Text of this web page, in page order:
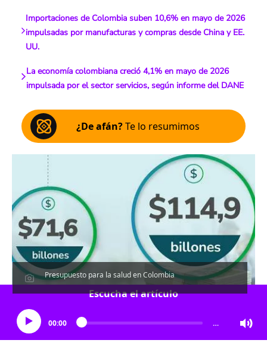
Importaciones de Colombia suben 10,6% en mayo de 2026
impulsadas por manufacturas y compras desde China y EE.
UU.
La economía colombiana creció 4,1% en mayo de 2026
impulsada por el sector servicios, según informe del DANE
¿De afán?Te lo resumimos
Presupuesto para la salud en Colombia
Escucha el artículo
00:00 …